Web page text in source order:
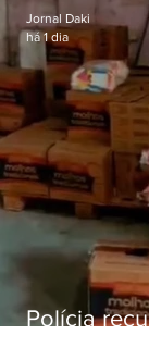
Polícia
Jornal Daki
há 1 dia